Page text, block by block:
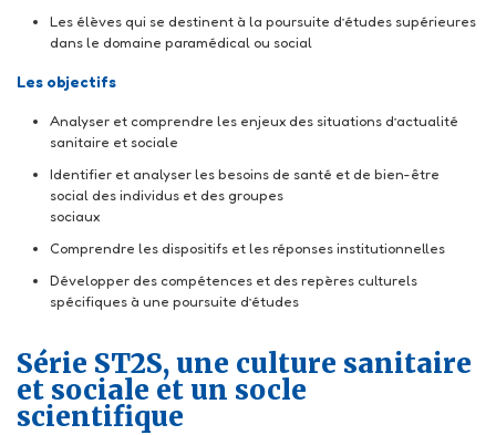
Les élèves qui se destinent à la poursuite d’études supérieures
dans le domaine paramédical ou social
Les objectifs
Analyser et comprendre les enjeux des situations d’actualité
sanitaire et sociale
Identifier et analyser les besoins de santé et de bien-être
social des individus et des groupes
sociaux
Comprendre les dispositifs et les réponses institutionnelles
Développer des compétences et des repères culturels
spécifiques à une poursuite d’études
Série ST2S, une culture sanitaire
et sociale et un socle
scientifique